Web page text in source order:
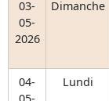
03-
05-
2026
Dimanche
04-
Lundi